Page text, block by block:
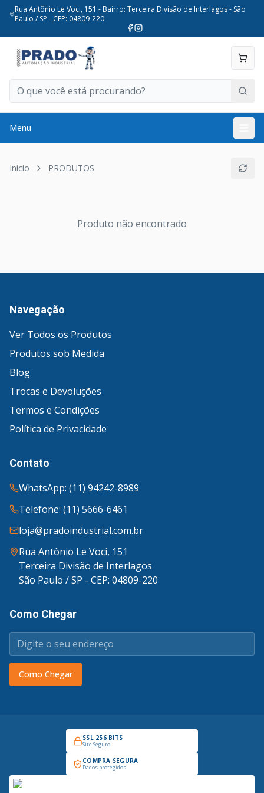
Rua Antônio Le Voci, 151 - Bairro: Terceira Divisão de Interlagos - São
Paulo / SP - CEP: 04809-220
Menu
Início PRODUTOS
Produto não encontrado
Navegação
Ver Todos os Produtos
Produtos sob Medida
Blog
Trocas e Devoluções
Termos e Condições
Política de Privacidade
Contato
WhatsApp: (11) 94242-8989
Telefone: (11) 5666-6461
loja@pradoindustrial.com.br
Rua Antônio Le Voci, 151
Terceira Divisão de Interlagos
São Paulo / SP - CEP: 04809-220
Como Chegar
Como Chegar
SSL 256 BITS
Site Seguro
COMPRA SEGURA
Dados protegidos